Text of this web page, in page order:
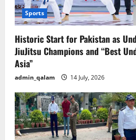
Sports
Historic Start for Pakistan as
JiuJitsu Champions and “Best
Asia”
admin_qalam 14 July, 2026